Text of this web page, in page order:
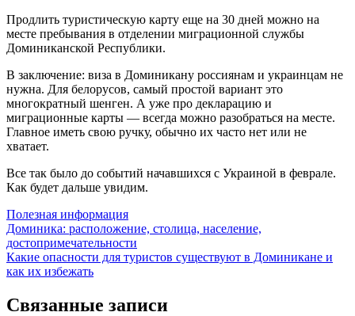
Продлить туристическую карту еще на 30 дней можно на
месте пребывания в отделении миграционной службы
Доминиканской Республики.
В заключение: виза в Доминикану россиянам и украинцам не
нужна. Для белорусов, самый простой вариант это
многократный шенген. А уже про декларацию и
миграционные карты — всегда можно разобраться на месте.
Главное иметь свою ручку, обычно их часто нет или не
хватает.
Все так было до событий начавшихся с Украиной в феврале.
Как будет дальше увидим.
Полезная информация
Навигация
по
записям
Доминика: расположение, столица, население,
достопримечательности
Какие опасности для туристов существуют в Доминикане и
как их избежать
Связанные записи